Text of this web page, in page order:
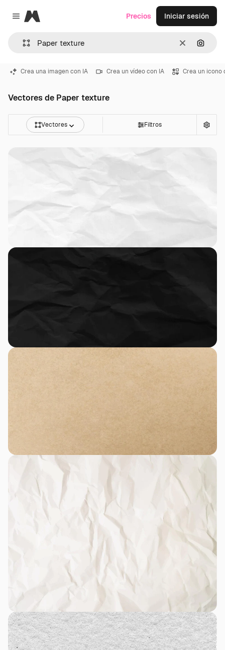
Close menu
Magnific
Borrar
Precios Iniciar sesión
Crea una imagen con IA Crea un vídeo con IA Crea un icono
Vectores de Paper texture
Vectores Filtros